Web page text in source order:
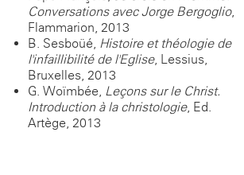
Conversations avec Jorge Bergoglio,
Flammarion, 2013
B. Sesboüé, Histoire et théologie de
l'infaillibilité de l'Eglise, Lessius,
Bruxelles, 2013
G. Woïmbée, Leçons sur le Christ.
Introduction à la christologie, Ed.
Artège, 2013